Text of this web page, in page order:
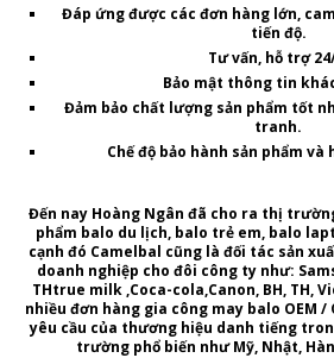
Đáp ứng được các đơn hàng lớn,
tiến độ.
Tư vấn, hỗ trợ
Bảo mật thông tin
Đảm bảo chất lượng sản phẩm tốt
tranh.
Chế độ bảo hành sản phẩm
Đến nay Hoàng Ngân đã cho ra thị
phẩm balo du lịch, balo trẻ em, balo
cạnh đó Camelbal cũng là đối tác sản
doanh nghiệp cho đôi công ty như:
THtrue milk ,Coca-cola,Canon, BH, TH,
nhiều đơn hàng gia công may balo OEM
yêu cầu của thương hiệu danh tiếng
trường phổ biến nhưMỹ, Nhật,